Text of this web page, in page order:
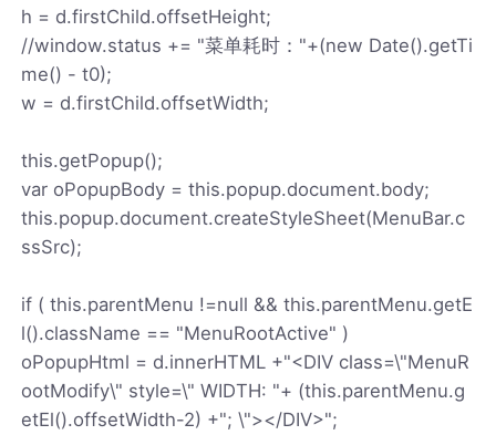
h = d.firstChild.offsetHeight;
//window.status += "菜单耗时："+(new Date().getTi
me() - t0);
w = d.firstChild.offsetWidth;
this.getPopup();
var oPopupBody = this.popup.document.body;
this.popup.document.createStyleSheet(MenuBar.c
ssSrc);
if ( this.parentMenu !=null && this.parentMenu.getE
l().className == "MenuRootActive" )
oPopupHtml = d.innerHTML +"<DIV class=\"MenuR
ootModify\" style=\" WIDTH: "+ (this.parentMenu.g
etEl().offsetWidth-2) +"; \"></DIV>";